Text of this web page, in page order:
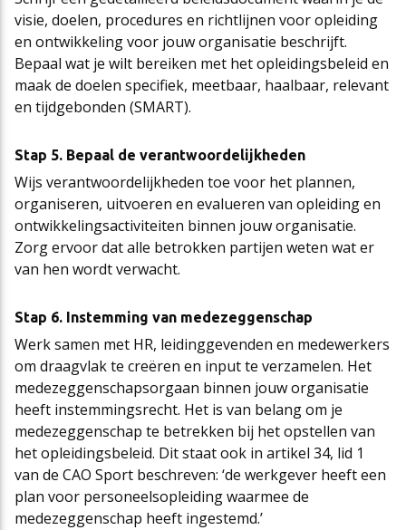
visie, doelen, procedures en richtlijnen voor opleiding
en ontwikkeling voor jouw organisatie beschrijft.
Bepaal wat je wilt bereiken met het opleidingsbeleid en
maak de doelen specifiek, meetbaar, haalbaar, relevant
en tijdgebonden (SMART).
Stap 5. Bepaal de verantwoordelijkheden
Wijs verantwoordelijkheden toe voor het plannen,
organiseren, uitvoeren en evalueren van opleiding en
ontwikkelingsactiviteiten binnen jouw organisatie.
Zorg ervoor dat alle betrokken partijen weten wat er
van hen wordt verwacht.
Stap 6. Instemming van medezeggenschap
Werk samen met HR, leidinggevenden en medewerkers
om draagvlak te creëren en input te verzamelen. Het
medezeggenschapsorgaan binnen jouw organisatie
heeft instemmingsrecht. Het is van belang om je
medezeggenschap te betrekken bij het opstellen van
het opleidingsbeleid. Dit staat ook in artikel 34, lid 1
van de CAO Sport beschreven: ‘de werkgever heeft een
plan voor personeelsopleiding waarmee de
medezeggenschap heeft ingestemd.’